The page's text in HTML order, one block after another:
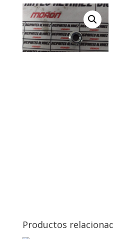
Productos